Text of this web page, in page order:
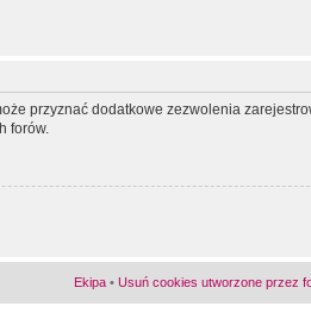
przyznać dodatkowe zezwolenia
forów.
Ekipa • Usuń cookies utworzone przez